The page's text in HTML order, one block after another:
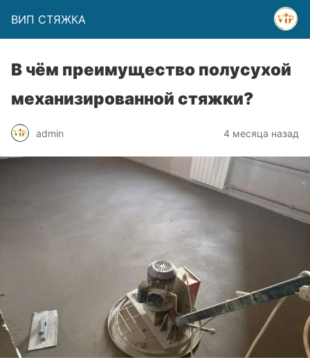
ВИП СТЯЖКА
В чём преимущество полусухой
механизированной стяжки?
admin 4 месяца назад